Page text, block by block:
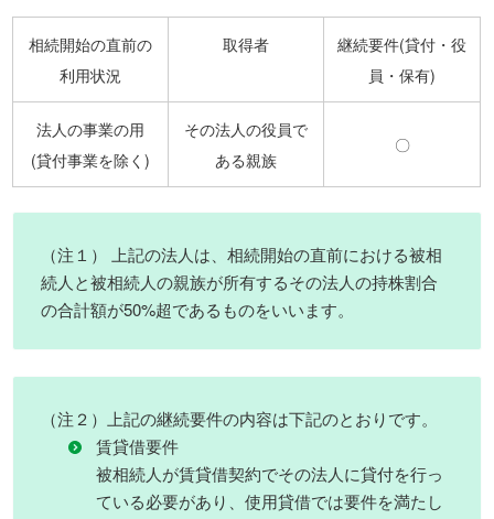
相続開始の直前の
利用状況
取得者
継続要件(貸付・役
員・保有)
法人の事業の用
(貸付事業を除く)
その法人の役員で
ある親族
〇
（注１） 上記の法人は、相続開始の直前における被相
続人と被相続人の親族が所有するその法人の持株割合
の合計額が50%超であるものをいいます。
（注２）上記の継続要件の内容は下記のとおりです。
賃貸借要件
被相続人が賃貸借契約でその法人に貸付を行っ
ている必要があり、使用貸借では要件を満たし